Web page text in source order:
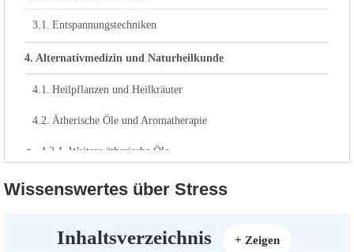
Entspannungstechniken
Alternativmedizin und Naturheilkunde
Heilpflanzen und Heilkräuter
Ätherische Öle und Aromatherapie
Weitere ätherische Öle
Homöopathie und Globuli
Nux Vomica D 12
Wissenswertes über Stress
Inhaltsverzeichnis + Zeigen